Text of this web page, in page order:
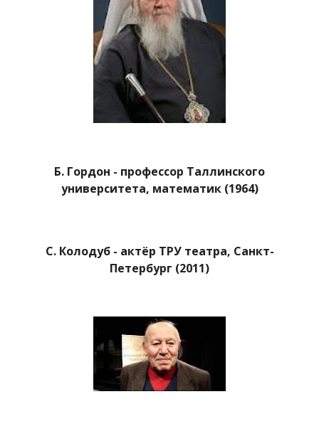
Б. Гордон - профессор Таллинского
университета, математик (1964)
С. Колодуб - актёр ТРУ театра, Санкт-
Петербург (2011)